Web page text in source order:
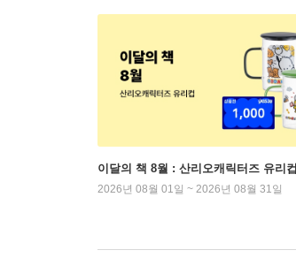
이달의 책 8월 : 산리오캐릭터즈 유리컵
2026년 08월 01일 ~ 2026년 08월 31일